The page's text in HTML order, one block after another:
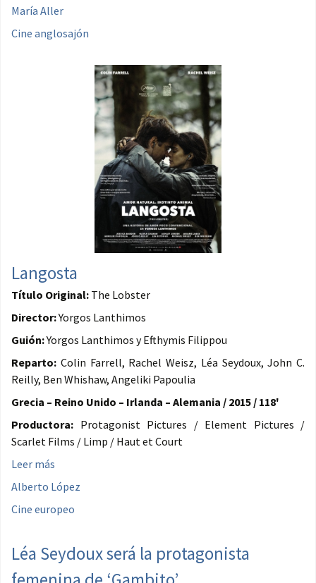
María Aller
Cine anglosajón
Langosta
Título Original: The Lobster
Director:Yorgos Lanthimos
Guión:Yorgos Lanthimos y Efthymis Filippou
Reparto: Colin Farrell, Rachel Weisz, Léa Seydoux, John C.
Reilly, Ben Whishaw, Angeliki Papoulia
Grecia – Reino Unido – Irlanda – Alemania / 2015 / 118'
Productora: Protagonist Pictures / Element Pictures /
Scarlet Films / Limp / Haut et Court
Leer más
Alberto López
Cine europeo
Léa Seydoux será la protagonista